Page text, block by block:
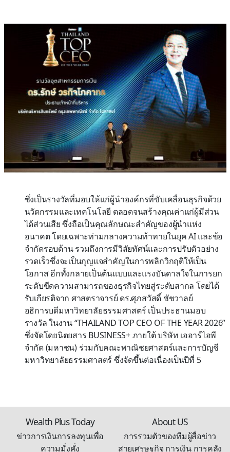
ซึ่งเป็นรางวัลที่มอบให้แก่ผู้นำองค์กรที่ขับเคลื่อนธุรกิจด้วย
นวัตกรรมและเทคโนโลยี ตลอดจนสร้างคุณค่าแก่ผู้มีส่วน
ได้ส่วนเสีย ซึ่งถือเป็นคุณลักษณะสำคัญของผู้นำแห่ง
อนาคต โดยเฉพาะท่ามกลางความท้าทายในยุค AI และข้อ
จำกัดรอบด้าน รวมถึงการมีวิสัยทัศน์และการปรับตัวอย่าง
รวดเร็วซึ่งจะเป็นกุญแจสำคัญในการพลิกวิกฤติให้เป็น
โอกาส อีกทั้งกลายเป็นต้นแบบและแรงบันดาลใจในการยก
ระดับขีดความสามารถของธุรกิจไทยสู่ระดับสากล โดยได้
รับเกียรติจาก ศาสตราจารย์ ดร.ศุภสวัสดิ์ ชัชวาลย์
อธิการบดีมหาวิทยาลัยธรรมศาสตร์ เป็นประธานมอบ
รางวัล ในงาน “THAILAND TOP CEO OF THE YEAR 2026”
ซึ่งจัดโดยนิตยสาร BUSINESS+ ภายใต้ บริษัท เออาร์ไอพี
จำกัด (มหาชน) ร่วมกับคณะพาณิชยศาสตร์และการบัญชี
มหาวิทยาลัยธรรมศาสตร์ ซึ่งจัดขึ้นต่อเนื่องเป็นปีที่ 5
Wealth Plus Today
ข่าวการเงินการลงทุนเพื่อ
ความมั่งคั่ง
About US
การรวมตัวของทีมผู้สื่อข่าว
สายเศรษฐกิจ การเงิน การคลัง